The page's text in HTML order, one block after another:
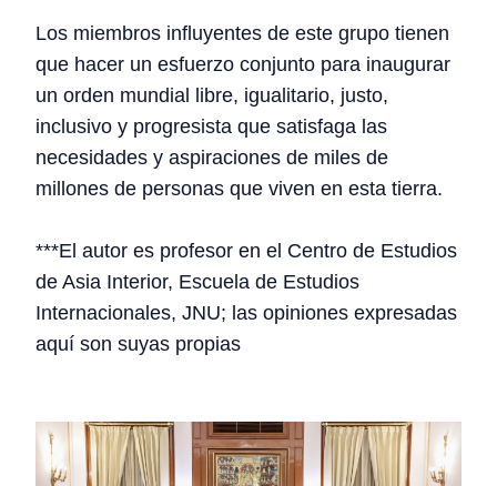
Los miembros influyentes de este grupo tienen
que hacer un esfuerzo conjunto para inaugurar
un orden mundial libre, igualitario, justo,
inclusivo y progresista que satisfaga las
necesidades y aspiraciones de miles de
millones de personas que viven en esta tierra.
***El autor es profesor en el Centro de Estudios
de Asia Interior, Escuela de Estudios
Internacionales, JNU; las opiniones expresadas
aquí son suyas propias